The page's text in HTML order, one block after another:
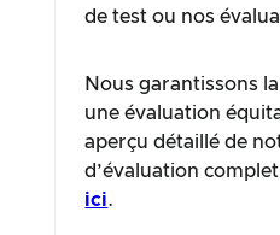
de test ou nos
Nous garantissons
une évaluation
aperçu détaillé de
d’évaluation
ici.